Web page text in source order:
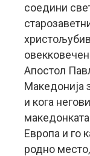
соедини
Апостол
Македонија
и кога
Европа и го
родно